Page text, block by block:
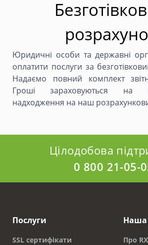
Юридичні особи та державні
оплатити послуги за
Надаємо повний комплект
Гроші зараховуються на
надходження на наш
Цілодобова
0 800 21-05-
Послуги
SSL сертифікати
Наша
Про